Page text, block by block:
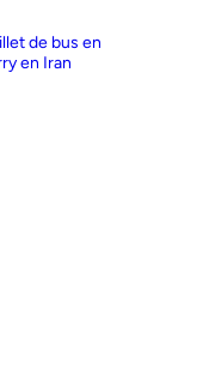
de bus en
en Iran